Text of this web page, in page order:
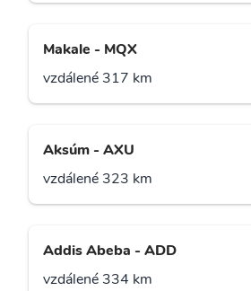
Makale - MQX
vzdálené 317 km
Aksúm - AXU
vzdálené 323 km
Addis Abeba - ADD
vzdálené 334 km